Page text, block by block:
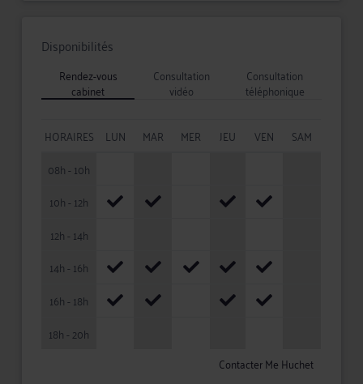
Disponibilités
Rendez-vous
cabinet
Consultation
vidéo
Consultation
téléphonique
HORAIRES LUN MAR MER JEU VEN
SAM
08h - 10h
10h - 12h
12h - 14h
14h - 16h
16h - 18h
18h - 20h
Contacter Me Huchet